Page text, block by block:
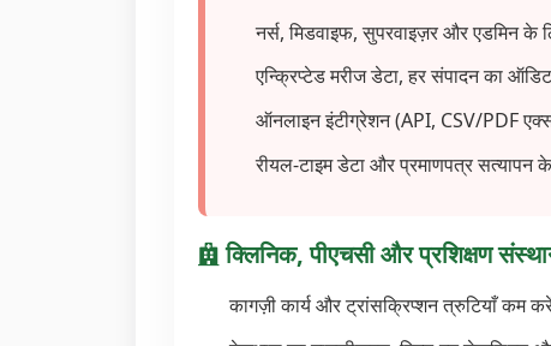
नर्स, मिडवाइफ, सुपरवाइज़र और एडमिन के
एन्क्रिप्टेड मरीज डेटा, हर संपादन का ऑडिट
ऑनलाइन इंटीग्रेशन (API, CSV/PDF
रीयल-टाइम डेटा और प्रमाणपत्र
क्लिनिक, पीएचसी और प्रशिक्षण
कागज़ी कार्य और ट्रांसक्रिप्शन त्रुटियाँ कम